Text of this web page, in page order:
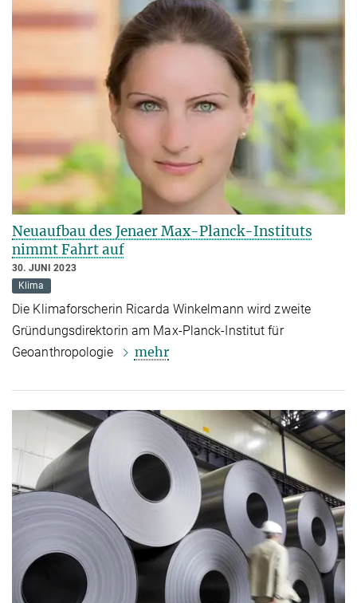
Neuaufbau des Jenaer Max-Planck-Instituts
nimmt Fahrt auf
30. JUNI 2023
Klima
Die Klimaforscherin Ricarda Winkelmann wird zweite
Gründungsdirektorin am Max-Planck-Institut für
Geoanthropologie
mehr